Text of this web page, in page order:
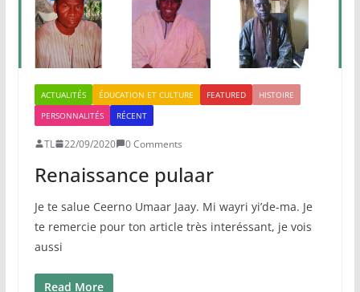
ACTUALITÉS ÉDUCATION ET CULTURE FEATURED
HISTOIRE
PERSONNALITÉS
RÉCENT
TL 22/09/2020 0 Comments
Renaissance pulaar
Je te salue Ceerno Umaar Jaay. Mi wayri yi’de-ma. Je
te remercie pour ton article très interéssant, je vois
aussi
Read More